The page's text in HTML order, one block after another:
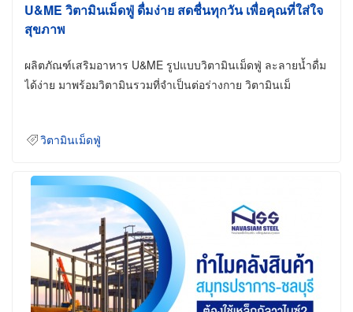
U&ME วิตามินเม็ดฟู่ ดื่มง่าย สดชื่นทุกวัน เพื่อคุณที่ใส่ใจ
สุขภาพ
ผลิตภัณฑ์เสริมอาหาร U&ME รูปแบบวิตามินเม็ดฟู่ ละลายน้ำดื่ม
ได้ง่าย มาพร้อมวิตามินรวมที่จำเป็นต่อร่างกาย วิตามินเม็
วิตามินเม็ดฟู่